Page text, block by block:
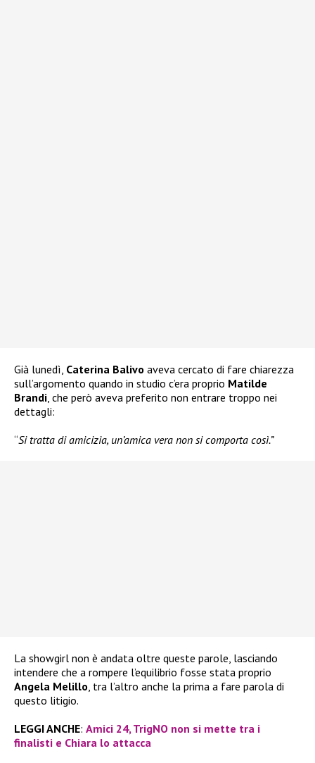
Già lunedì, Caterina Balivo aveva cercato di fare chiarezza
sull’argomento quando in studio c’era proprio Matilde
Brandi, che però aveva preferito non entrare troppo nei
dettagli:
“Si tratta di amicizia, un’amica vera non si comporta così.”
La showgirl non è andata oltre queste parole, lasciando
intendere che a rompere l’equilibrio fosse stata proprio
Angela Melillo, tra l’altro anche la prima a fare parola di
questo litigio.
LEGGI ANCHE: Amici 24, TrigNO non si mette tra i
finalisti e Chiara lo attacca